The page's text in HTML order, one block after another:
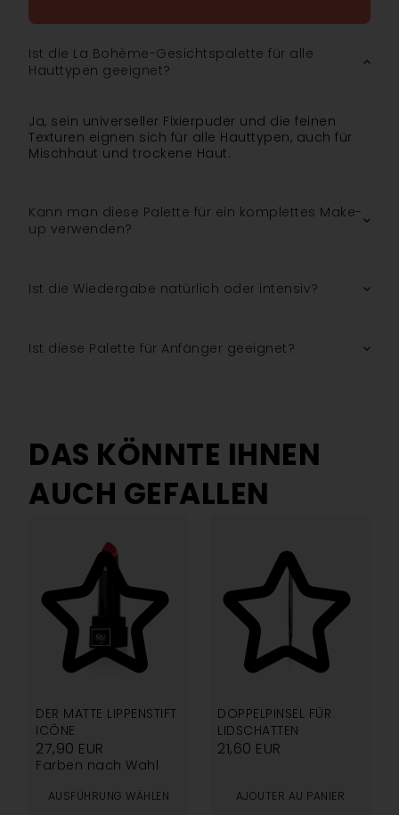
Ist die La Bohème-Gesichtspalette für alle
Hauttypen geeignet?
Ja, sein universeller Fixierpuder und die feinen
Texturen eignen sich für alle Hauttypen, auch für
Mischhaut und trockene Haut.
Kann man diese Palette für ein komplettes Make-
up verwenden?
Ist die Wiedergabe natürlich oder intensiv?
Ist diese Palette für Anfänger geeignet?
DAS KÖNNTE IHNEN
AUCH GEFALLEN
DER MATTE LIPPENSTIFT
ICÔNE
27,90 EUR
Farben nach Wahl
AUSFÜHRUNG WÄHLEN
DOPPELPINSEL FÜR
LIDSCHATTEN
21,60 EUR
AJOUTER AU PANIER